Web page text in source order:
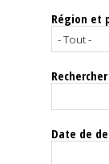
Le
Région et
Rechercher
Date de